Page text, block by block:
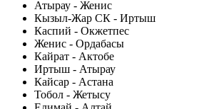
Атырау - Женис
Кызыл-Жар СК - Иртыш
Каспий - Окжетпес
Женис - Ордабасы
Кайрат - Актобе
Иртыш - Атырау
Кайсар - Астана
Тобол - Жетысу